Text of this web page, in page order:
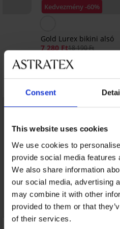
Consent
This website uses cookies
We use cookies to
provide social media features
We also share information
our social media, advertising
may combine it with other
provided to them or that
of their services.
Kedvezmény -60%
Gold Lurex bikini alsó
7 280 Ft18 190 Ft
Fedezzen fel